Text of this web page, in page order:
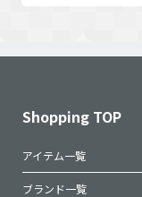
Shopping TOP
アイテム一覧
ブランド一覧